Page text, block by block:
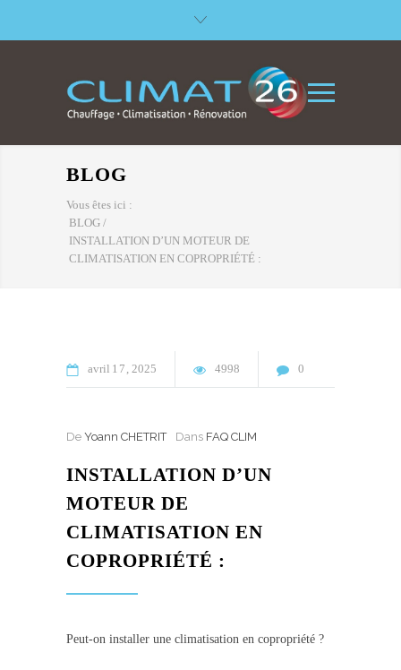
BLOG
Vous êtes ici :
BLOG /
INSTALLATION D’UN MOTEUR DE
CLIMATISATION EN COPROPRIÉTÉ :
avril 17 2025 4998 0
De Yoann CHETRIT Dans FAQ CLIM
INSTALLATION D’UN
MOTEUR DE
CLIMATISATION EN
COPROPRIÉTÉ :
Peut-on installer une climatisation en copropriété ?